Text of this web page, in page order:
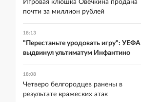
Игровая клюшка Овечкина продана
почти за миллион рублей
18:13
"Перестаньте уродовать игру": УЕФА
выдвинул ультиматум Инфантино
18:08
Четверо белгородцев ранены в
результате вражеских атак